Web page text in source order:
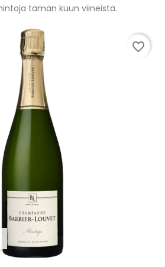
tämän kuun viineistä.
favorite_border